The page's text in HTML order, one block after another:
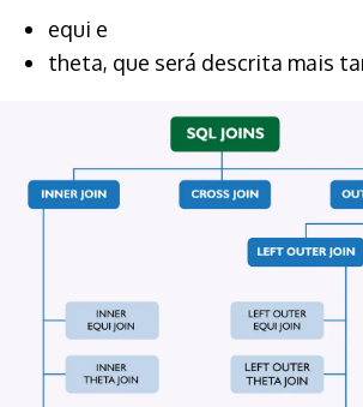
equi e
theta, que será descrita mais